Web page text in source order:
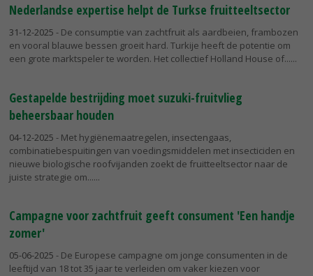
Nederlandse expertise helpt de Turkse fruitteeltsector
31-12-2025 - De consumptie van zachtfruit als aardbeien, frambozen
en vooral blauwe bessen groeit hard. Turkije heeft de potentie om
een grote marktspeler te worden. Het collectief Holland House of...
Gestapelde bestrijding moet suzuki-fruitvlieg
beheersbaar houden
04-12-2025 - Met hygiënemaatregelen, insectengaas,
combinatiebespuitingen van voedingsmiddelen met insecticiden en
nieuwe biologische roofvijanden zoekt de fruitteeltsector naar de
juiste strategie om...
Campagne voor zachtfruit geeft consument 'Een handje
zomer'
05-06-2025 - De Europese campagne om jonge consumenten in de
leeftijd van 18 tot 35 jaar te verleiden om vaker kiezen voor